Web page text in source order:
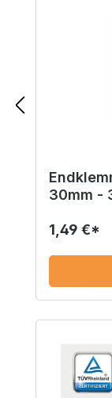
30mm -
1,49 €*